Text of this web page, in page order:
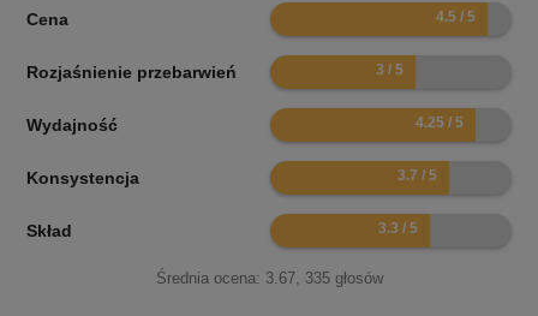
Cena 9
Rozjaśnienie przebarwień 6
Wydajność 8.5
Konsystencja 7.4
Skład 6.6
Średnia ocena: 3.67, 335głosów